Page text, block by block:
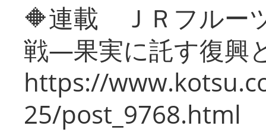
🔶連載 ＪＲフルー
戦―果実に託す復興
https://
25/post_9768.html